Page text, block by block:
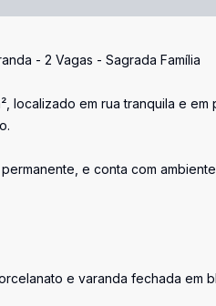
- 2 Vagas - Sagrada Família
localizado em rua tranquila e
e conta com
e varanda fechada em